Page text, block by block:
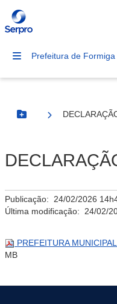
Prefeitura de Formiga
Botão Menu
Publicação: 24/02/2026
Última modificação: 24/02/
PREFEITURA
MB